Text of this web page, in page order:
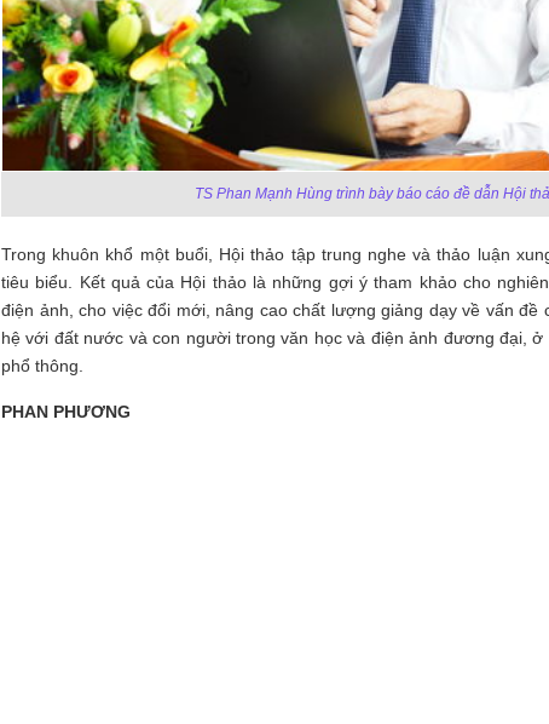
TS Phan Mạnh Hùng trình bày báo cáo đề dẫn Hội
Trong khuôn khổ một buổi, Hội thảo tập trung nghe và thảo luận
tiêu biểu. Kết quả của Hội thảo là những gợi ý tham khảo cho
điện ảnh, cho việc đổi mới, nâng cao chất lượng giảng dạy về vấn đề
hệ với đất nước và con người trong văn học và điện ảnh đương đại,
phổ thông.
PHAN PHƯƠNG